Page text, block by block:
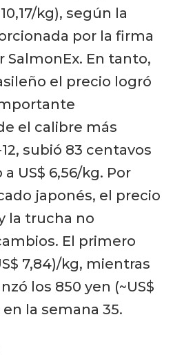
kg), según la
por la firma
SalmonEx. En tanto,
el precio logró
el calibre más
subió 83 centavos
US$ 6,56/kg. Por
japonés, el precio
la trucha no
El primero
7,84)/kg, mientras
los 850 yen (~US$
la semana 35.